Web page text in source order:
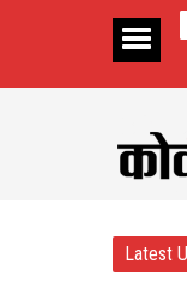
Latest
‘मेरी बेटी–मेरा अभिमान’